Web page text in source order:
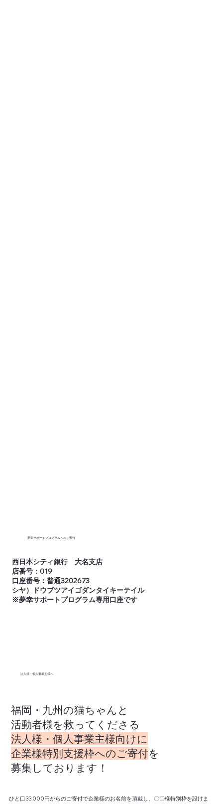
西日本シティ銀行 大名支店
店番号：019
口座番号：普通3202673
​シヤ）ドウブツアイゴダンタイキーテイル
※夢幸サポートプログラム専用口座です
夢幸サポートプログラムへのご寄付
​法人様・個人事業主様へ
福岡・九州の猫ちゃんと
活動者様を救ってくださる
​法人様・個人事業主様向けに
企業様特別支援枠へのご寄付を
募集しております！
ひと口33.000円からのご寄付で企業様のお名前を頂戴し、〇〇様特別枠を設けま